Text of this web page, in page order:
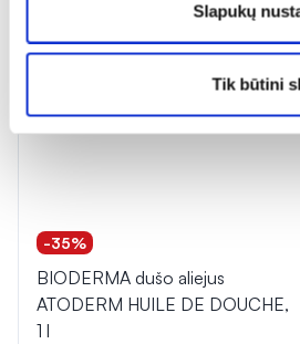
Slapukų
Tik būtini
-35%
BIODERMA dušo aliejus
ATODERM HUILE DE DOUCHE,
1 l